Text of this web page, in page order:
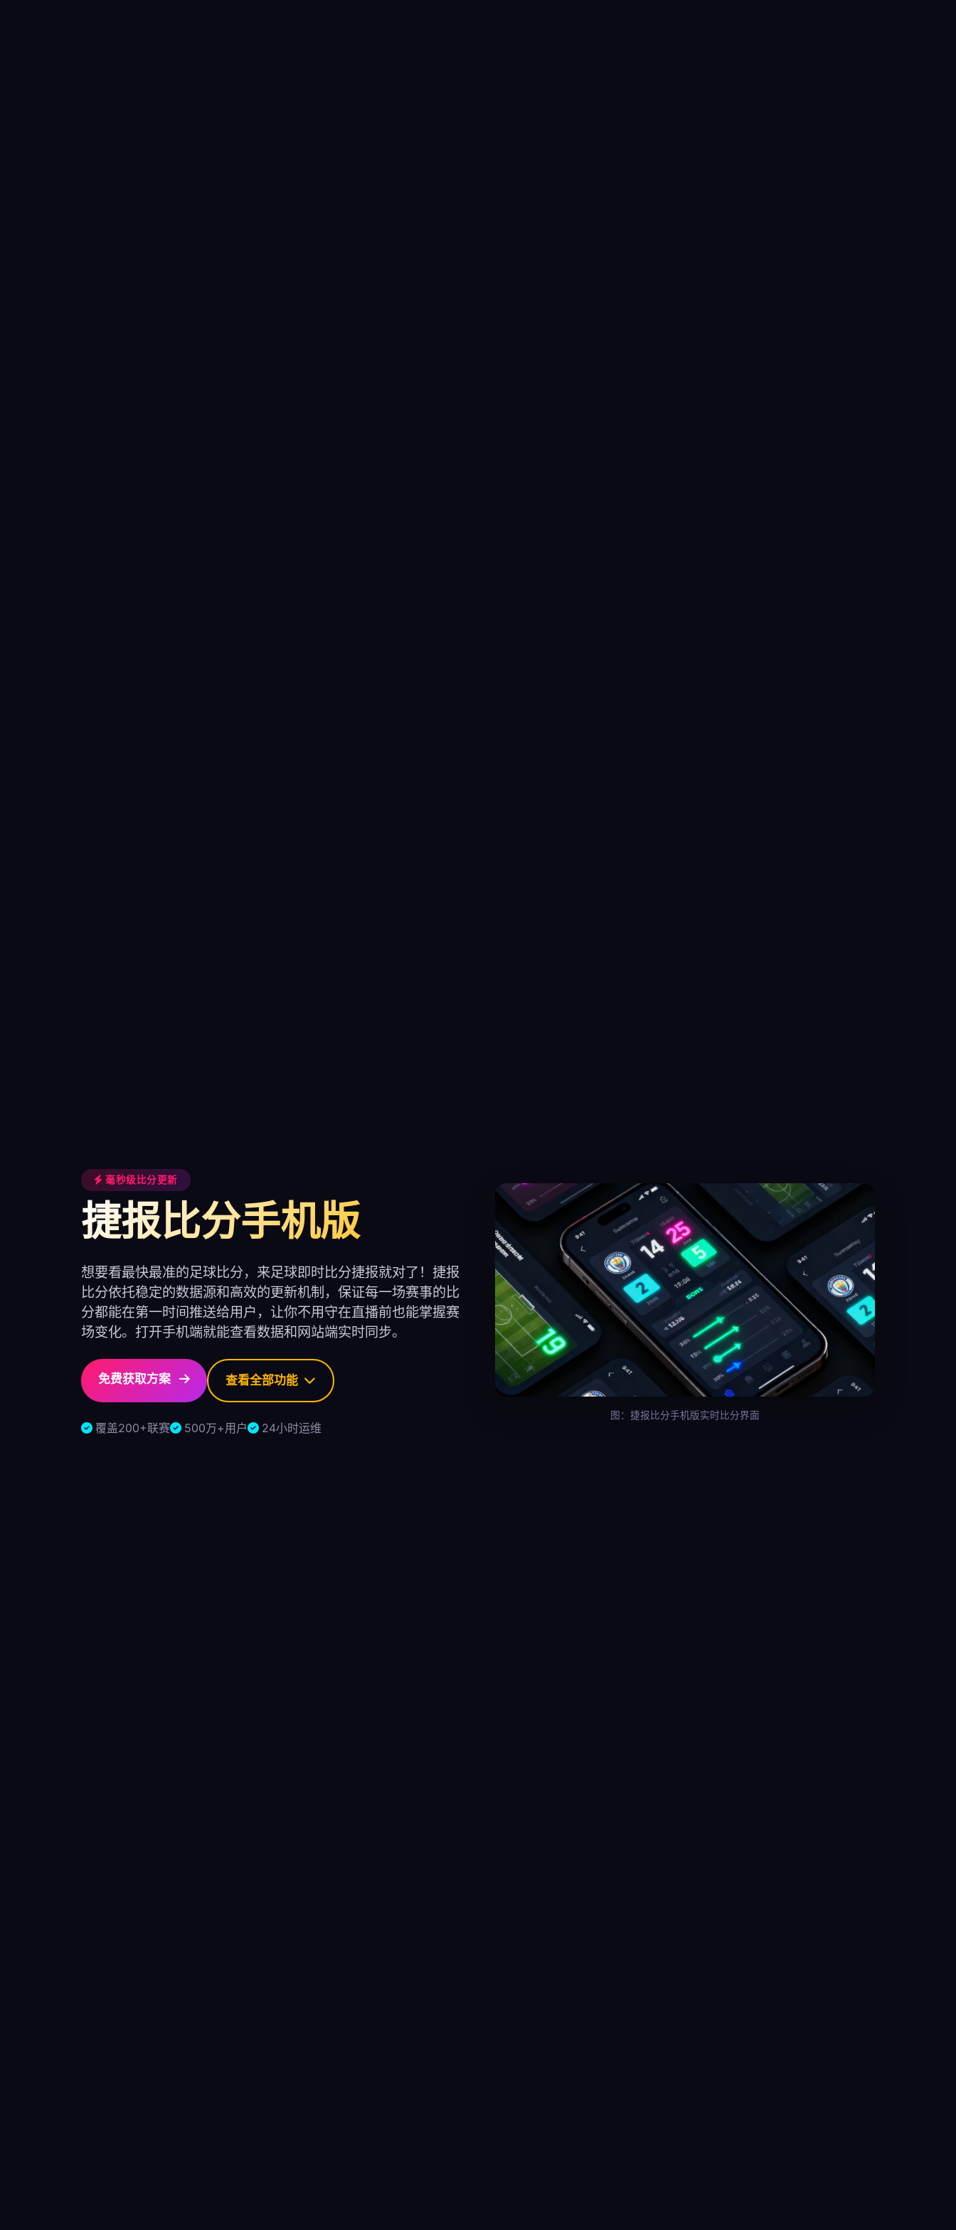
毫秒级比分更新
捷报比分手机版
想要看最快最准的足球比分，来足球即时比分捷报就对了！捷报
比分依托稳定的数据源和高效的更新机制，保证每一场赛事的比
分都能在第一时间推送给用户，让你不用守在直播前也能掌握赛
场变化。打开手机端就能查看数据和网站端实时同步。
免费获取方案 查看全部功能
覆盖200+联赛 500万+用户 24小时运维
图：捷报比分手机版实时比分界面